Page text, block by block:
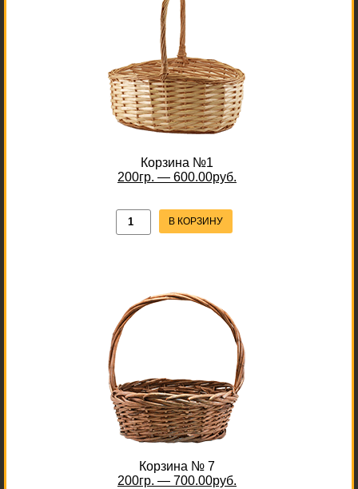
Корзина №1
200гр. — 600.00руб.
В КОРЗИНУ
Корзина № 7
200гр. — 700.00руб.